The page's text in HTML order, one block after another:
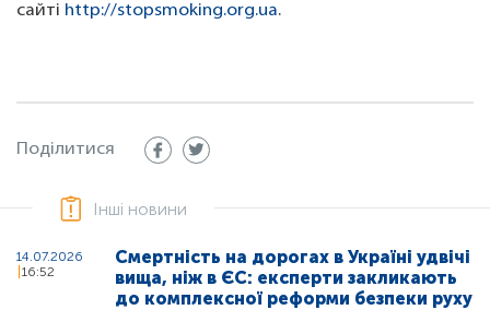
сайті http://stopsmoking.org.ua.
Поділитися
Інші новини
14.07.2026
16:52
Смертність на дорогах в Україні удвічі
вища, ніж в ЄС: експерти закликають
до комплексної реформи безпеки руху